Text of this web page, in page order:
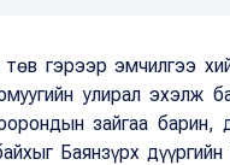
төв гэрээр эмчилгээ
улирал эхэлж
зайгаа барин,
Баянзүрх